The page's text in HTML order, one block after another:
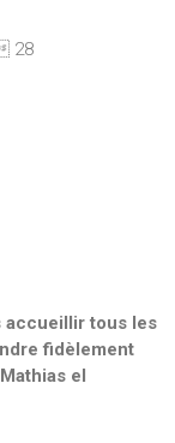
28
accueillir tous les
fidèlement
el